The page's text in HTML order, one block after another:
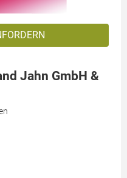
Jahn GmbH &